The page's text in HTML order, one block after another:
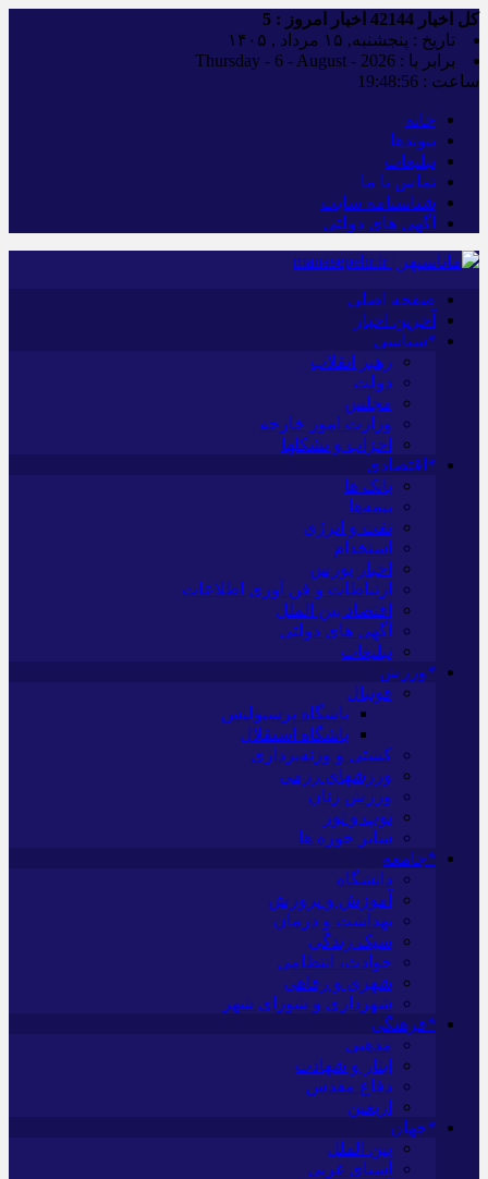
کل اخبار اخبار امروز : 5
تاریخ : پنجشنبه, ۱۵ مرداد , ۱۴۰۵
برابر با : Thursday - 6 - August - 2026
ساعت : 19:48:57
خانه
پیوندها
تبلیغات
تماس با ما
شناسنامه سایت
آگهی های دولتی
صفحه اصلی
آخرین اخبار
*سیاسی
رهبر انقلاب
دولت
مجلس
وزارت امور خارجه
احزاب و تشکلها
*اقتصادی
بانک ها
بیمه‌ها
نفت و انرژی
استخدام
اخبار بورس
ارتباطات و فن آوری اطلاعات
اقتصاد بین الملل
آگهی های دولتی
تبلیغات
*ورزش
فوتبال
باشگاه پرسپولیس
باشگاه استقلال
کشتی و وزنه‌برداری
ورزشهای رزمی
ورزش زنان
توپ و تور
سایر حوزه ها
*جامعه
دانشگاه
آموزش و پرورش
بهداشت و درمان
سبک زندگی
حوادث، انتظامی
شهری و رفاهی
شهرداری و شورای شهر
*فرهنگی
مذهبی
ایثار و شهادت
دفاع مقدس
اربعین
*جهان
بین الملل
آسیای غربی